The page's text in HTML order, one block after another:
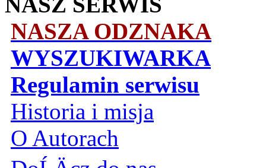
NASZA ODZNAKA
WYSZUKIWARKA
Regulamin serwisu
Historia i misja
O Autorach